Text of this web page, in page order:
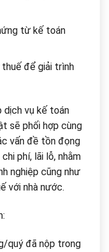
từ kế toán
để giải trình
dịch vụ kế toán
sẽ phối hợp cùng
vấn đề tồn đọng
phí, lãi lỗ, nhằm
nghiệp cũng như
với nhà nước.
quý đã nộp trong